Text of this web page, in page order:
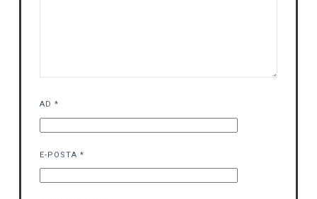
AD *
E-POSTA *